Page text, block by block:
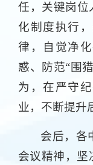
任，关键岗位
化制度执行
律，自觉净
惑、防范“围
为，在严守
业，不断提升
会后，各
会议精神，坚